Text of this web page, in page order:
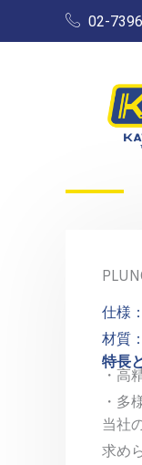
to
02-
仕様
材質：
特長
・高
・多
当社
求め